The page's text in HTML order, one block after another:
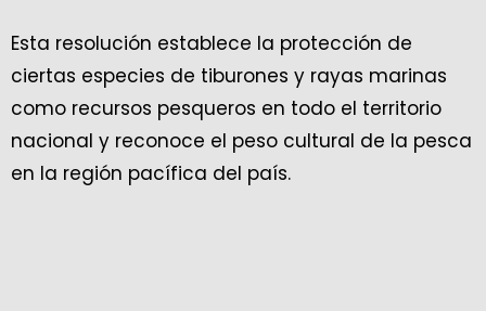
Esta resolución establece la protección de
ciertas especies de tiburones y rayas marinas
como recursos pesqueros en todo el territorio
nacional y reconoce el peso cultural de la pesca
en la región pacífica del país.